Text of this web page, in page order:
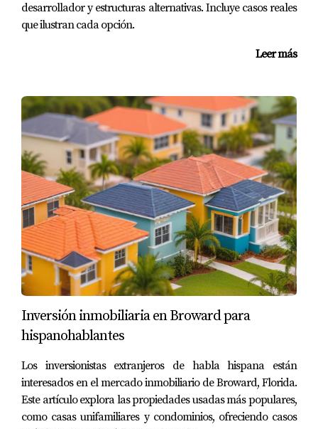
desarrollador y estructuras alternativas. Incluye casos reales
que ilustran cada opción.
Leer más
Inversión inmobiliaria en Broward para
hispanohablantes
Los inversionistas extranjeros de habla hispana están
interesados en el mercado inmobiliario de Broward, Florida.
Este artículo explora las propiedades usadas más populares,
como casas unifamiliares y condominios, ofreciendo casos